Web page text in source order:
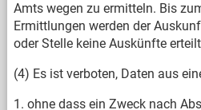
Amts wegen zu ermitteln. Bis
Ermittlungen werden der
oder Stelle keine Auskünfte
(4) Es ist verboten, Daten aus
1. ohne dass ein Zweck nach